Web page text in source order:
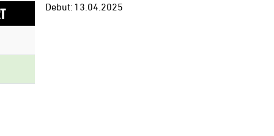
Debut: 13.04.2025